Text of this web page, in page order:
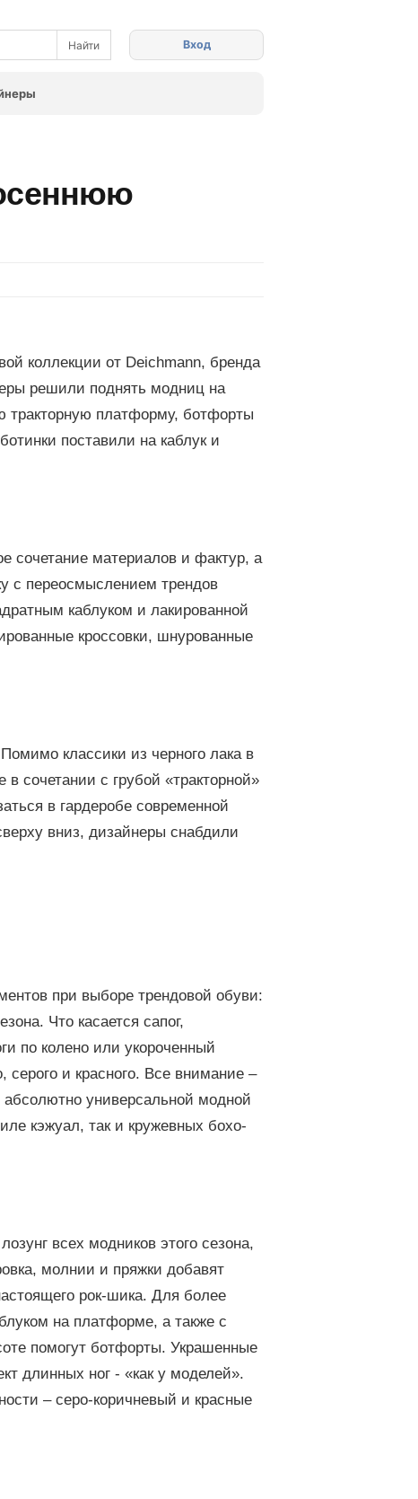
Вход
коллекции от Deichmann, бренда
решили поднять модниц на
тракторную платформу, ботфорты
поставили на каблук и
сочетание материалов и фактур, а
с переосмыслением трендов
каблуком и лакированной
кроссовки, шнурованные
классики из черного лака в
сочетании с грубой «тракторной»
в гардеробе современной
вниз, дизайнеры снабдили
при выборе трендовой обуви:
Что касается сапог,
по колено или укороченный
и красного. Все внимание –
абсолютно универсальной модной
кэжуал, так и кружевных бохо-
всех модников этого сезона,
молнии и пряжки добавят
рок-шика. Для более
на платформе, а также с
помогут ботфорты. Украшенные
длинных ног - «как у моделей».
– серо-коричневый и красные